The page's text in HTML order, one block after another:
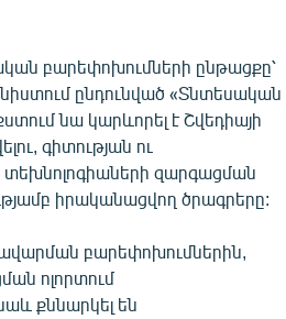
բարեփոխումների ընթացքը՝
ընդունված «Տնտեսական
նա կարևորել է Շվեդիայի
գիտության ու
տեխնոլոգիաների զարգացման
իրականացվող ծրագրերը:
բարեփոխումներին,
ոլորտում
քննարկել են